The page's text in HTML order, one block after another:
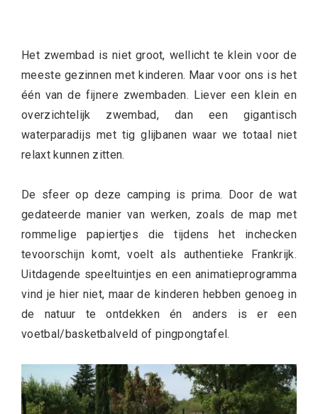
Het zwembad is niet groot, wellicht te klein voor de
meeste gezinnen met kinderen. Maar voor ons is het
één van de fijnere zwembaden. Liever een klein en
overzichtelijk zwembad, dan een gigantisch
waterparadijs met tig glijbanen waar we totaal niet
relaxt kunnen zitten.
De sfeer op deze camping is prima. Door de wat
gedateerde manier van werken, zoals de map met
rommelige papiertjes die tijdens het inchecken
tevoorschijn komt, voelt als authentieke Frankrijk.
Uitdagende speeltuintjes en een animatieprogramma
vind je hier niet, maar de kinderen hebben genoeg in
de natuur te ontdekken én anders is er een
voetbal/basketbalveld of pingpongtafel.